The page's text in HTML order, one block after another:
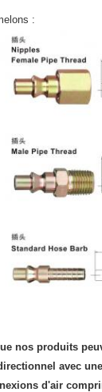
:
nos produits
avec
d'air